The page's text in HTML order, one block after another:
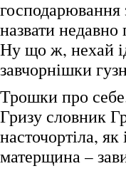
назвати недавно
Ну що ж, нехай
завчорнішки
Трошки про
Гризу словник
насточортіла,
матерщина –